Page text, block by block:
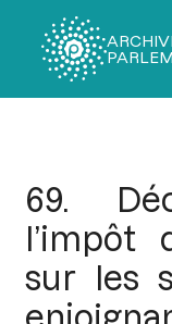
69.
l’impôt
sur les